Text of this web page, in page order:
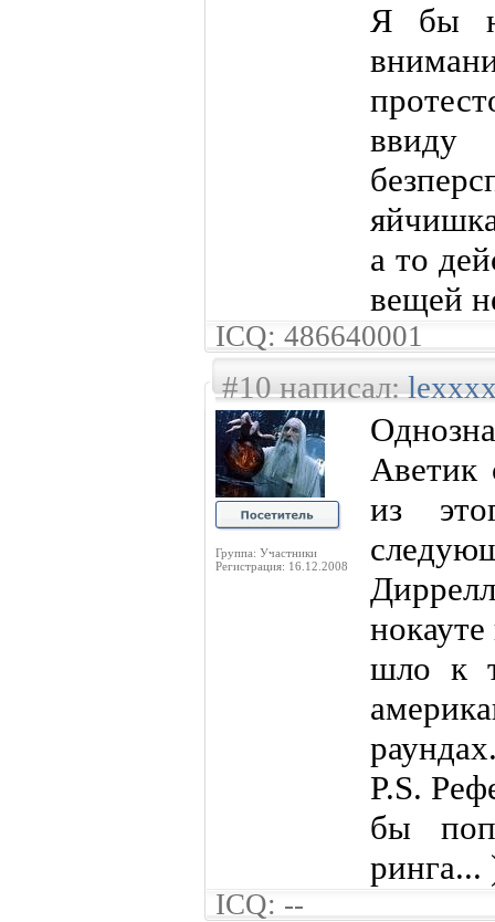
Я бы
а то
вещей
ICQ: 486640001
#10 написал:
Группа: Участники
Регистрация: 16.12.2008
Аветик
из
шло к
P.S.
бы
ICQ: --